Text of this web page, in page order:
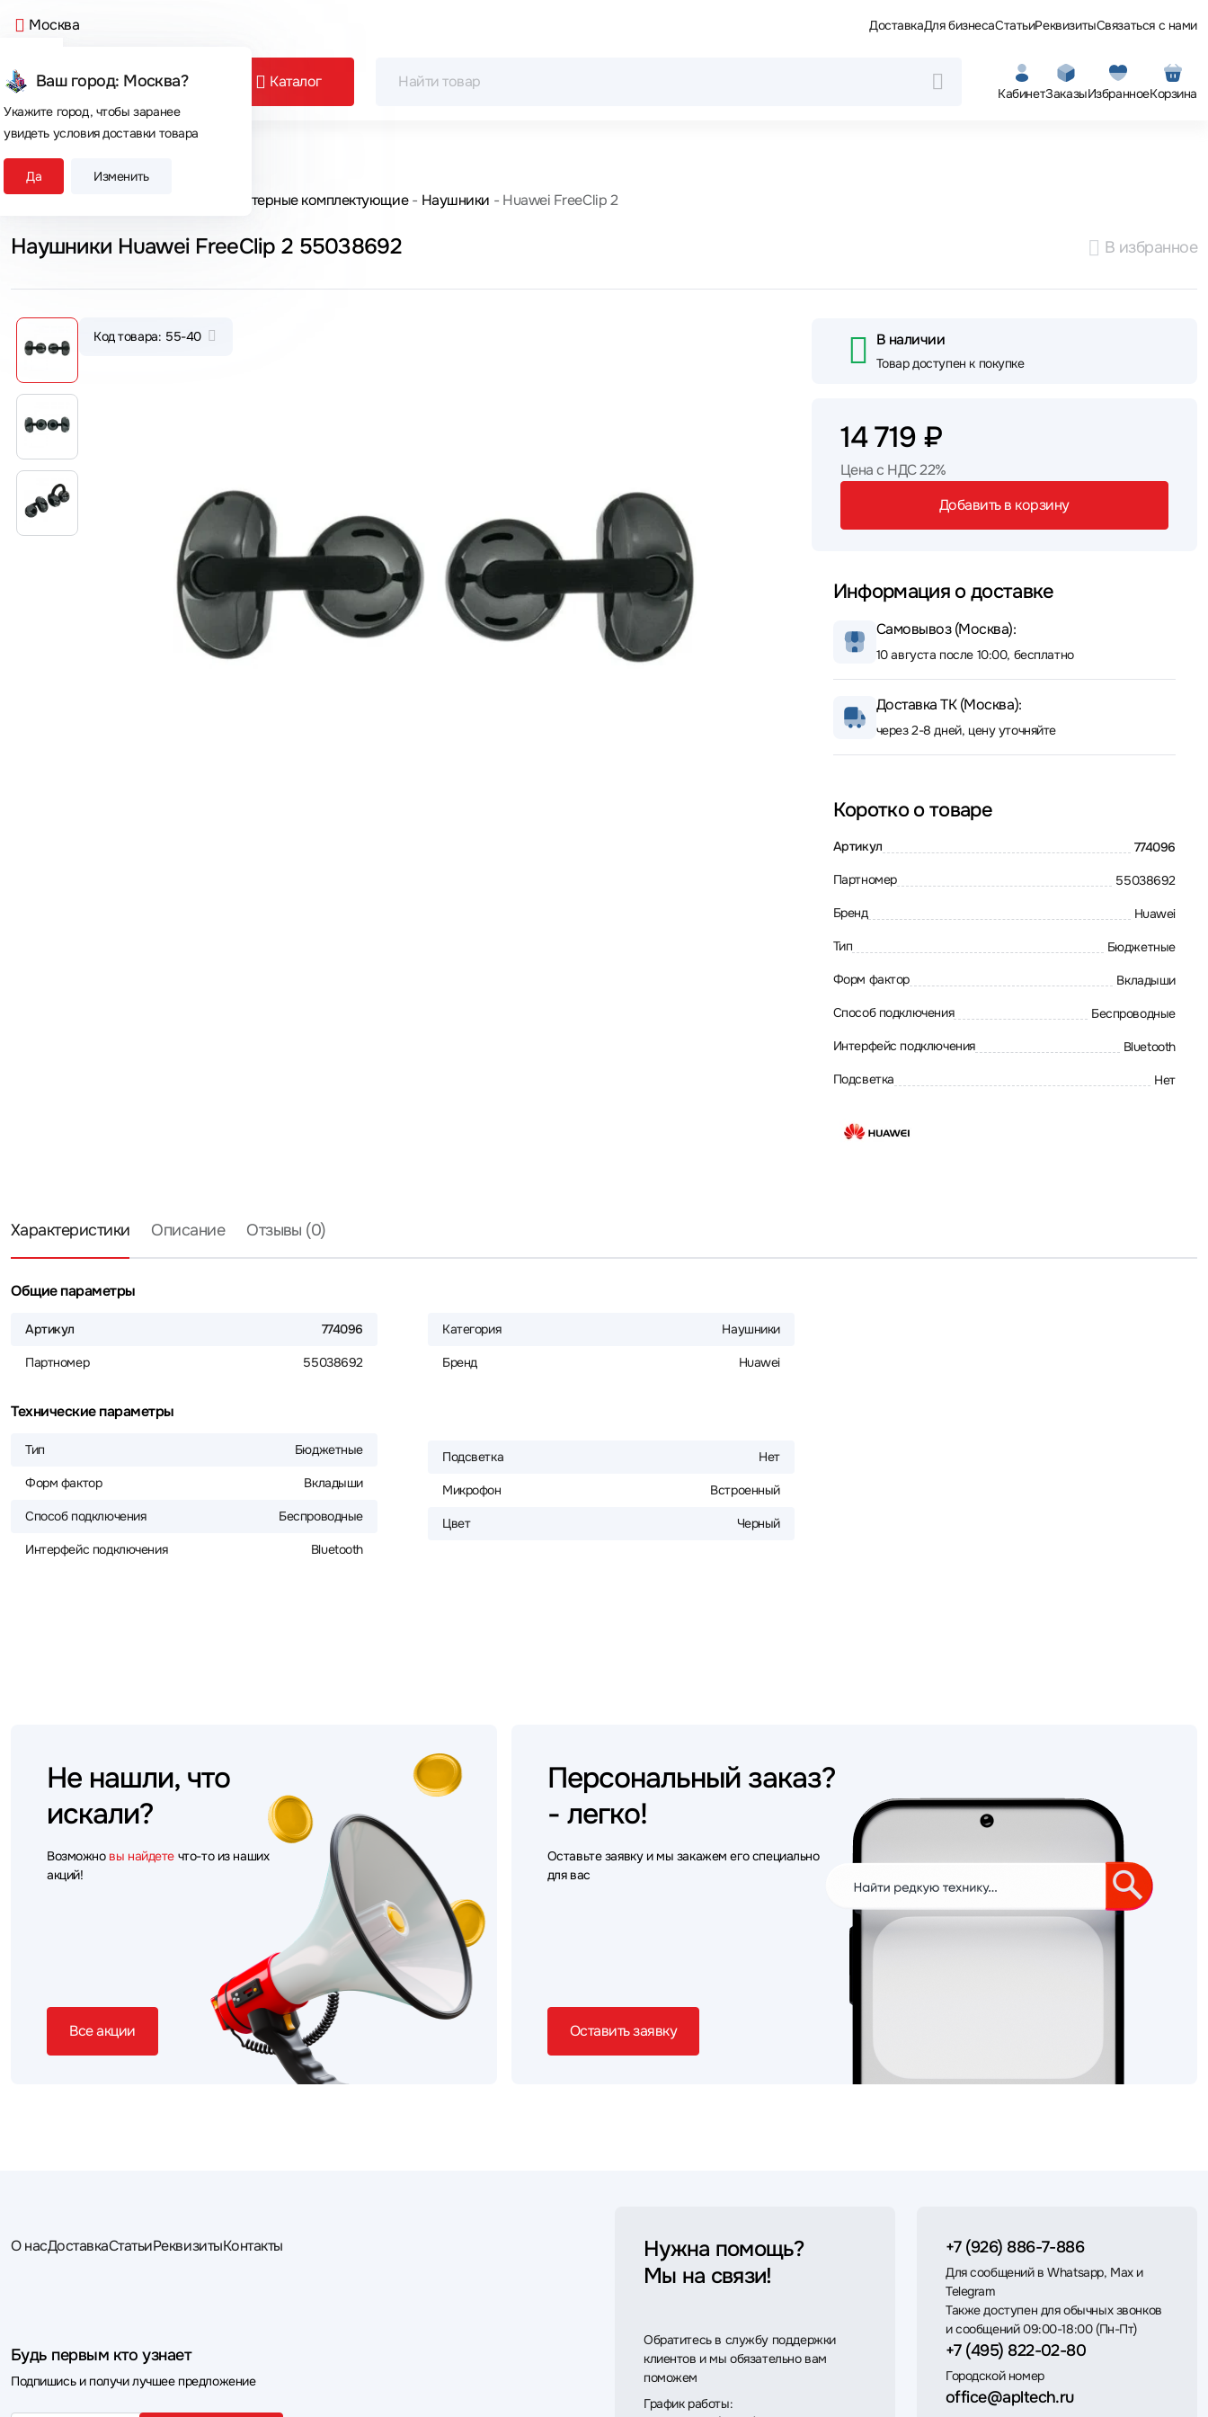
Москва
Ваш город: Москва?
Укажите город, чтобы заранее
увидеть условия доставки товара
Да Изменить
ДоставкаДля бизнесаСтатьиРеквизитыСвязаться с нами
Каталог
КабинетЗаказыИзбранноеКорзина
Сегодня покупают
Главная Компьютерные комплектующие Наушники Huawei FreeClip 2
Наушники Huawei FreeClip 2 55038692 В избранное
Код товара: 55-40 В наличии
Товар доступен к покупке
14 719 ₽
Цена с НДС 22%
Добавить в корзину
Информация о доставке
Самовывоз (Москва):
10 августа после 10:00, бесплатно
Доставка ТК (Москва):
через 2-8 дней, цену уточняйте
Коротко о товаре
Артикул 774096
Партномер 55038692
Бренд Huawei
Тип Бюджетные
Форм фактор Вкладыши
Способ подключения Беспроводные
Интерфейс подключения Bluetooth
Подсветка Нет
Характеристики Описание Отзывы (0)
Общие параметры
Артикул 774096
Партномер 55038692
Категория Наушники
Бренд Huawei
Технические параметры
Тип Бюджетные
Форм фактор Вкладыши
Способ подключения Беспроводные
Интерфейс подключения Bluetooth
Подсветка Нет
Микрофон Встроенный
Цвет Черный
Не нашли, что
искали?
Возможно вы найдете что-то из наших
акций!
Все акции
Персональный заказ?
- легко!
Оставьте заявку и мы закажем его специально
для вас
Оставить заявку
О насДоставкаСтатьиРеквизитыКонтакты
Будь первым кто узнает
Подпишись и получи лучшее предложение
Нужна помощь?
Мы на связи!
Обратитесь в службу поддержки
клиентов и мы обязательно вам
поможем
График работы:
+7 (926) 886-7-886
Для сообщений в Whatsapp, Max и
Telegram
Также доступен для обычных звонков
и сообщений 09:00-18:00 (Пн-Пт)
+7 (495) 822-02-80
Городской номер
office@apltech.ru